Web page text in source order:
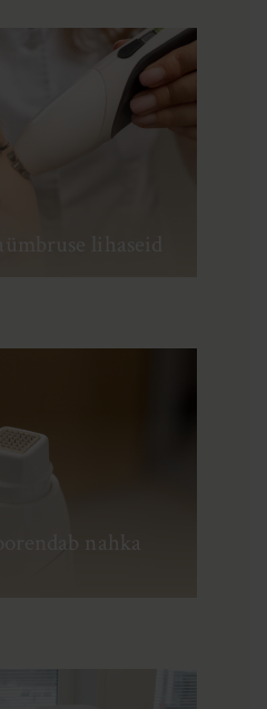
lihaseid
nahka